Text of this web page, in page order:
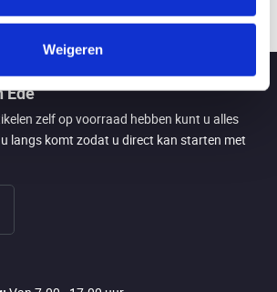
Weigeren
Ede
zelf op voorraad hebben kunt u alles
langs komt zodat u direct kan starten met